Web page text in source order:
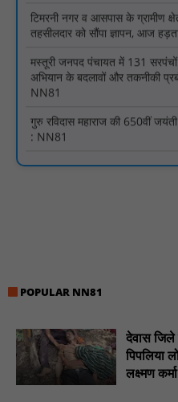
मस्तूरी जनपद पंचायत में 131 सरपंचों
अभियान के बदलावों और तकनीकी
NN81
गुरु रविदास महाराज की 650वीं
: NN81
मस्तूरी क्षेत्र में विश्व स्तनपान
NN81
सुरक्षा और सुविधा : NN81
माँ के नाम' अभियान में हुआ
रेजिडेंट डॉक्टरों का शांतिपूर्ण
जारी होने तक संघर्ष रहेगा : NN81
POPULAR NN81
देवास जिले
पिपलिया
लक्ष्मण